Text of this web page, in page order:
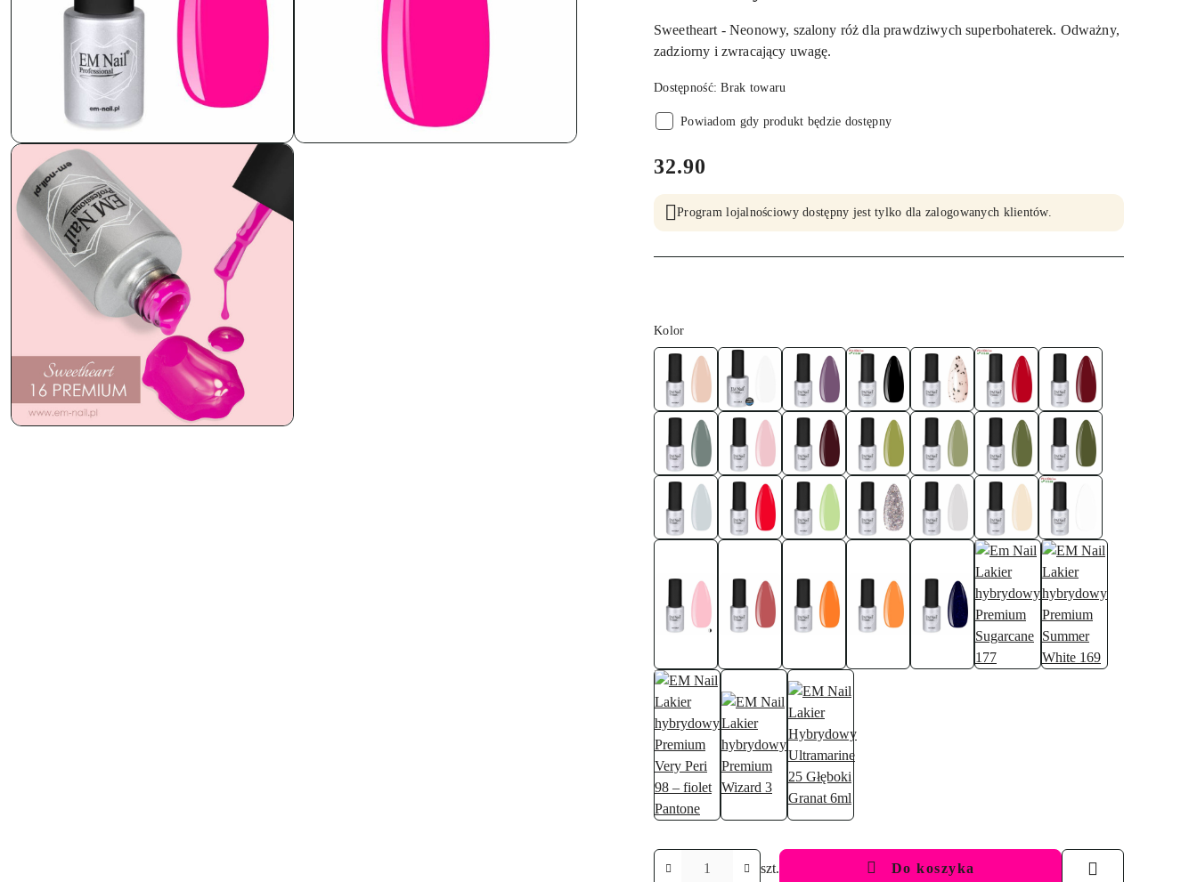
Sweetheart - Neonowy, szalony róż dla prawdziwych superbohaterek. Odważny,
zadziorny i zwracający uwagę.
Dostępność:Brak towaru
Powiadom gdy produkt będzie dostępny
cena:
32.90
Program lojalnościowy dostępny jest tylko dla zalogowanych klientów.
Wariant
Kolor
Ilość
szt. Do koszyka